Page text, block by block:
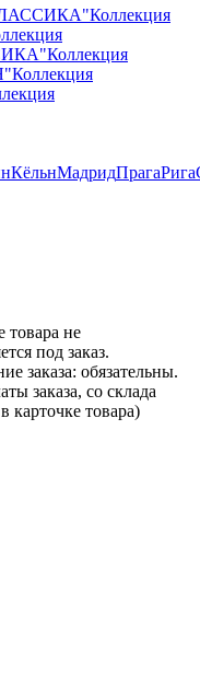
Коллекция
Коллекция
Коллекция
КёльнМадридПрагаРига
товара не
под заказ.
заказа: обязательны.
заказа, со склада
карточке товара)